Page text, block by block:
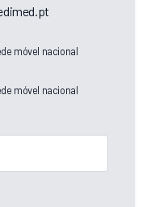
móvel nacional
móvel nacional